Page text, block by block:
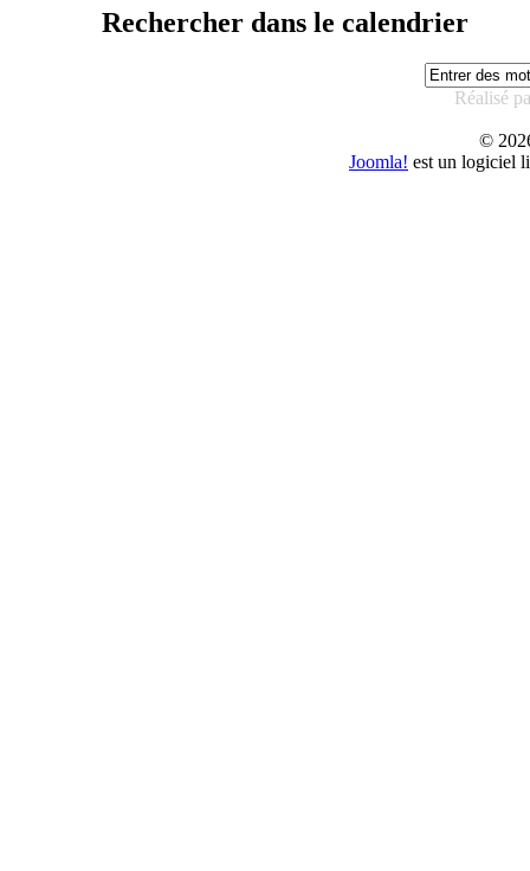
Rechercher dans le calendrier
Réalisé
©
Joomla! est un logiciel